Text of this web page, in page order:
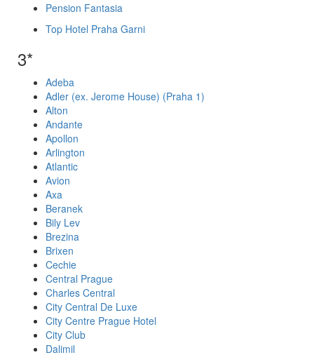
Pension Fantasia
Top Hotel Praha Garni
3*
Adeba
Adler (ex. Jerome House) (Praha 1)
Alton
Andante
Apollon
Arlington
Atlantic
Avion
Axa
Beranek
Bily Lev
Brezina
Brixen
Cechie
Central Prague
Charles Central
City Central De Luxe
City Centre Prague Hotel
City Club
Dalimil